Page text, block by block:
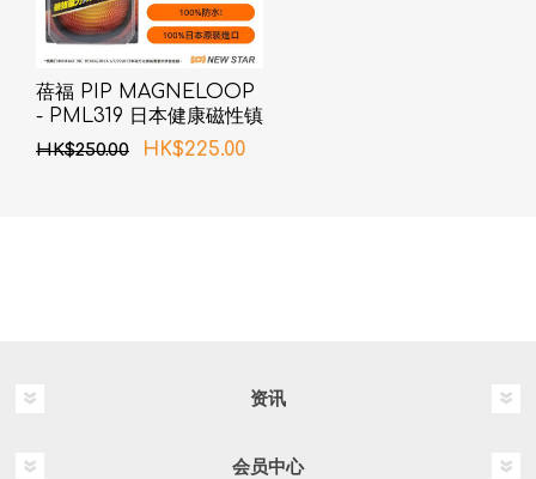
蓓福 PIP MAGNELOOP
- PML319 日本健康磁性镇
痛颈环 黑色 60cm
HK$250.00 HK$225.00
资讯
会员中心